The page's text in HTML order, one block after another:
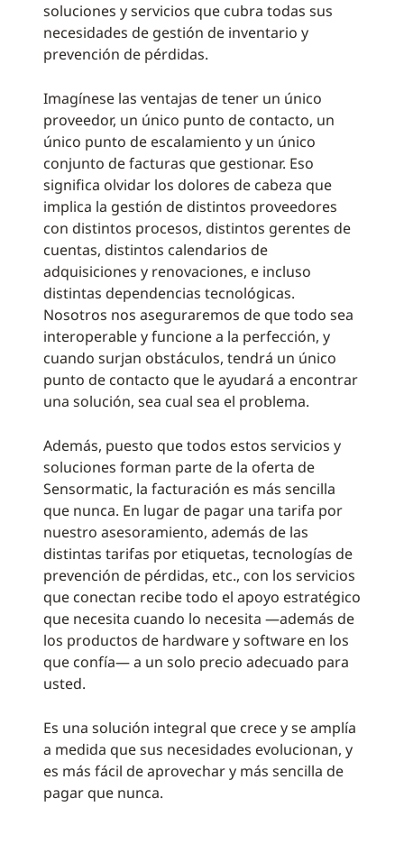
soluciones y servicios que cubra todas sus
necesidades de gestión de inventario y
prevención de pérdidas.
Imagínese las ventajas de tener un único
proveedor, un único punto de contacto, un
único punto de escalamiento y un único
conjunto de facturas que gestionar. Eso
significa olvidar los dolores de cabeza que
implica la gestión de distintos proveedores
con distintos procesos, distintos gerentes de
cuentas, distintos calendarios de
adquisiciones y renovaciones, e incluso
distintas dependencias tecnológicas.
Nosotros nos aseguraremos de que todo sea
interoperable y funcione a la perfección, y
cuando surjan obstáculos, tendrá un único
punto de contacto que le ayudará a encontrar
una solución, sea cual sea el problema.
Además, puesto que todos estos servicios y
soluciones forman parte de la oferta de
Sensormatic, la facturación es más sencilla
que nunca. En lugar de pagar una tarifa por
nuestro asesoramiento, además de las
distintas tarifas por etiquetas, tecnologías de
prevención de pérdidas, etc., con los servicios
que conectan recibe todo el apoyo estratégico
que necesita cuando lo necesita —además de
los productos de hardware y software en los
que confía— a un solo precio adecuado para
usted.
Es una solución integral que crece y se amplía
a medida que sus necesidades evolucionan, y
es más fácil de aprovechar y más sencilla de
pagar que nunca.